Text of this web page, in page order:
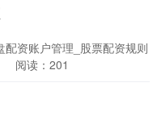
配资账户管理_股票配资规则
阅读：201